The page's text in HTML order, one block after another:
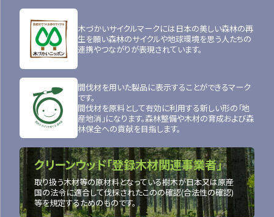
木づかいサイクルマークには日本の美しい森林の再
生を願い森林のサイクルや地球環境を思う人たちの
連携やつながりが表現されています。
間伐材を用いた製品に表示することができるマーク
です。
間伐材を原料として有効に利用する新しい形の「地
産地消」になります。森林整備や木材の育成および森
林保全への貢献を目指します。
クリーンウッド「登録木材関連事業者」
取り扱う木材等の原材料となっている樹木が日本又は原産
国の法令に適合して伐採されたこのの確認(合法性の確認)
等を規定するためのものです。